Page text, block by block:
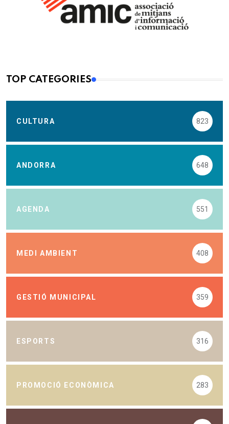
TOP CATEGORIES
CULTURA 823
ANDORRA 648
AGENDA 551
MEDI AMBIENT 408
GESTIÓ MUNICIPAL 359
ESPORTS 316
PROMOCIÓ ECONÒMICA 283